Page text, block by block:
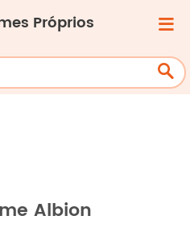
Próprios
Albion